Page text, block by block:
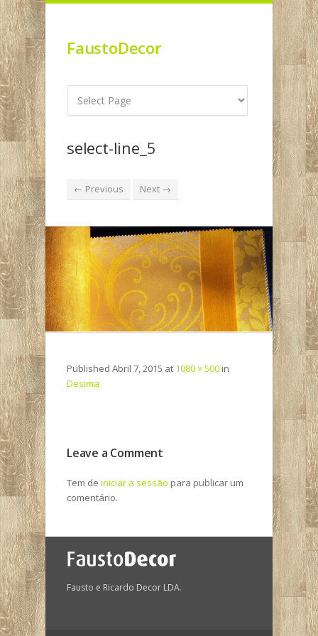
FaustoDecor
select-line_5
← Previous Next →
Published Abril 7, 2015 at 1080 × 500 in
Desima
Leave a Comment
Tem de iniciar a sessão para publicar um
comentário.
Fausto e Ricardo Decor LDA.